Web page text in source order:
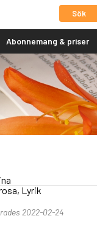
Sök
Abonnemang & priser
Lyrik
2022-02-24